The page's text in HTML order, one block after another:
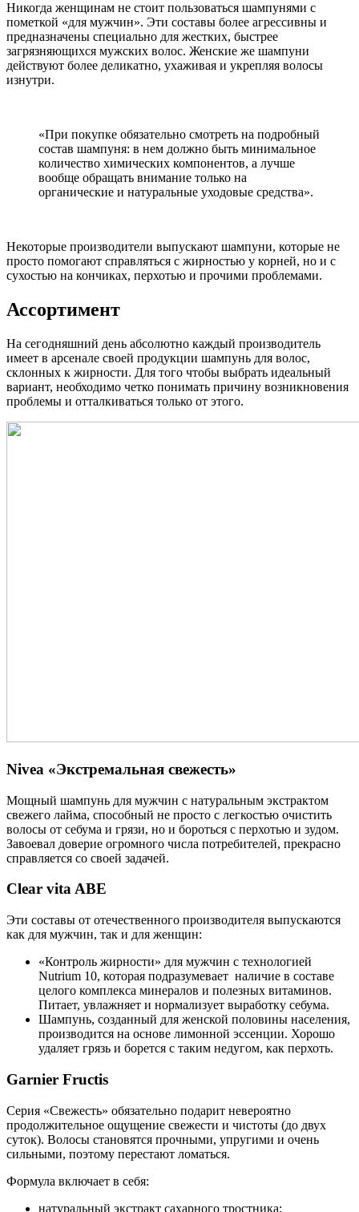
Никогда женщинам не стоит пользоваться шампунями с
пометкой «для мужчин». Эти составы более агрессивны и
предназначены специально для жестких, быстрее
загрязняющихся мужских волос. Женские же шампуни
действуют более деликатно, ухаживая и укрепляя волосы
изнутри.
«При покупке обязательно смотреть на подробный
состав шампуня: в нем должно быть минимальное
количество химических компонентов, а лучше
вообще обращать внимание только на
органические и натуральные уходовые средства».
Некоторые производители выпускают шампуни, которые не
просто помогают справляться с жирностью у корней, но и с
сухостью на кончиках, перхотью и прочими проблемами.
Ассортимент
На сегодняшний день абсолютно каждый производитель
имеет в арсенале своей продукции шампунь для волос,
склонных к жирности. Для того чтобы выбрать идеальный
вариант, необходимо четко понимать причину возникновения
проблемы и отталкиваться только от этого.
Nivea «Экстремальная свежесть»
Мощный шампунь для мужчин с натуральным экстрактом
свежего лайма, способный не просто с легкостью очистить
волосы от себума и грязи, но и бороться с перхотью и зудом.
Завоевал доверие огромного числа потребителей, прекрасно
справляется со своей задачей.
Clear vita ABE
Эти составы от отечественного производителя выпускаются
как для мужчин, так и для женщин:
«Контроль жирности» для мужчин с технологией
Nutrium 10, которая подразумевает наличие в составе
целого комплекса минералов и полезных витаминов.
Питает, увлажняет и нормализует выработку себума.
Шампунь, созданный для женской половины населения,
производится на основе лимонной эссенции. Хорошо
удаляет грязь и борется с таким недугом, как перхоть.
Garnier Fructis
Серия «Свежесть» обязательно подарит невероятно
продолжительное ощущение свежести и чистоты (до двух
суток). Волосы становятся прочными, упругими и очень
сильными, поэтому перестают ломаться.
Формула включает в себя:
натуральный экстракт сахарного тростника;